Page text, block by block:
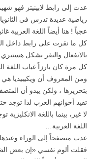
عدت إلى رابط لابينيتز فهو
عجباً ! هنا أيضاً اللغة العربية
كل ما نقرت على رابط داخل
بالانفعال والنقر بشكل
كل مرة كان بارزاً غياب اللغة
ومن المعروف أن ويكيبيديا
بتحريرها ، ولكن يبدو أن
اللغة العربية…
عدت متصفحاً إلى الوراء
فقلت ألوم نفسي «إن بعض